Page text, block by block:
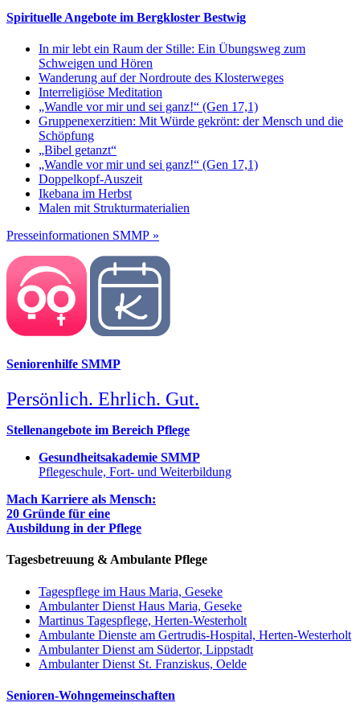
Spirituelle Angebote im Bergkloster Bestwig
In mir lebt ein Raum der Stille: Ein Übungsweg zum
Schweigen und Hören
Wanderung auf der Nordroute des Klosterweges
Interreligiöse Meditation
„Wandle vor mir und sei ganz!“ (Gen 17,1)
Gruppenexerzitien: Mit Würde gekrönt: der Mensch und die
Schöpfung
„Bibel getanzt“
„Wandle vor mir und sei ganz!“ (Gen 17,1)
Doppelkopf-Auszeit
Ikebana im Herbst
Malen mit Strukturmaterialien
Presseinformationen SMMP »
Seniorenhilfe SMMP
Persönlich. Ehrlich. Gut.
Stellenangebote im Bereich Pflege
Gesundheitsakademie SMMP
Pflegeschule, Fort- und Weiterbildung
Mach Karriere als Mensch:
20 Gründe für eine
Ausbildung in der Pflege
Tagesbetreuung & Ambulante Pflege
Tagespflege im Haus Maria, Geseke
Ambulanter Dienst Haus Maria, Geseke
Martinus Tagespflege, Herten-Westerholt
Ambulante Dienste am Gertrudis-Hospital, Herten-Westerholt
Ambulanter Dienst am Südertor, Lippstadt
Ambulanter Dienst St. Franziskus, Oelde
Senioren-Wohngemeinschaften